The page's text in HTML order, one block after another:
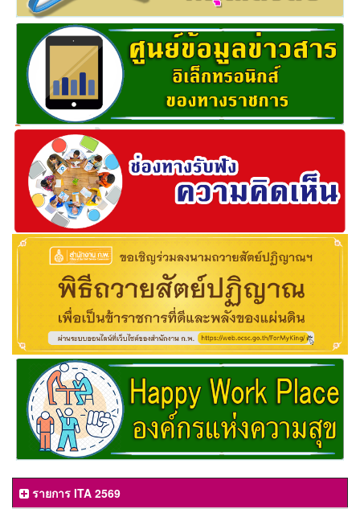
รายการ ITA 2569